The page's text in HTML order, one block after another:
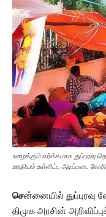
உழைக்கும் வர்க்கமாக துப்புரவு
ஊதியம் உள்ளிட்ட அடிப்படை
சென்னையில் துப்புரவு
திமுக அரசின்